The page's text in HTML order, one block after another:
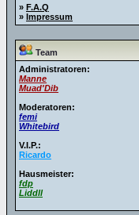
» F.A.Q
» Impressum
Team
Administratoren:
Manne
Muad'Dib
Moderatoren:
femi
Whitebird
V.I.P.:
Ricardo
Hausmeister:
fdp
Liddll